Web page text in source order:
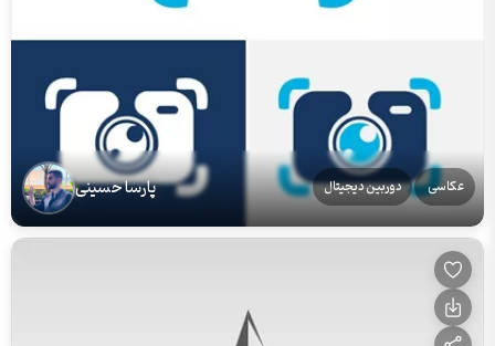
عکاسی دوربین دیجیتال پارسا حسینی